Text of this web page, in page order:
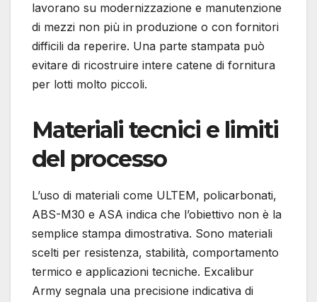
lavorano su modernizzazione e manutenzione
di mezzi non più in produzione o con fornitori
difficili da reperire. Una parte stampata può
evitare di ricostruire intere catene di fornitura
per lotti molto piccoli.
Materiali tecnici e limiti
del processo
L’uso di materiali come ULTEM, policarbonati,
ABS-M30 e ASA indica che l’obiettivo non è la
semplice stampa dimostrativa. Sono materiali
scelti per resistenza, stabilità, comportamento
termico e applicazioni tecniche. Excalibur
Army segnala una precisione indicativa di